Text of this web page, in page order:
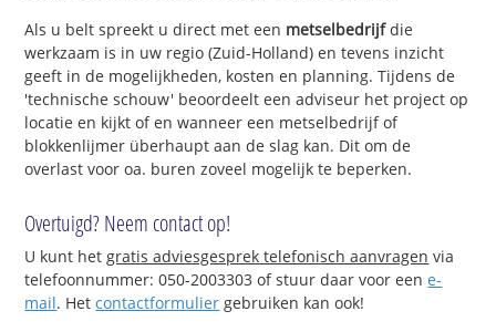
Als u belt spreekt u direct met een metselbedrijfdie
werkzaam is in uw regio (Zuid-Holland) en tevens inzicht
geeft in de mogelijkheden, kosten en planning. Tijdens de
'technische schouw' beoordeelt een adviseur het project op
locatie en kijkt of en wanneer een metselbedrijf of
blokkenlijmer überhaupt aan de slag kan. Dit om de
overlast voor oa. buren zoveel mogelijk te beperken.
Overtuigd? Neem contact op!
U kunt hetgratis adviesgesprek telefonisch aanvragen via
telefoonnummer: 050-2003303 of stuur daar voor eene-
mail. Hetcontactformulier gebruiken kan ook!